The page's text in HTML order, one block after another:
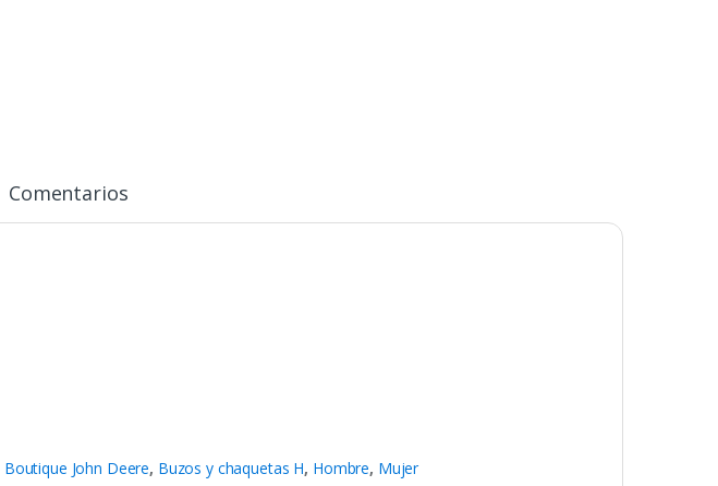
Comentarios
Boutique John Deere, Buzos y chaquetas H, Hombre, Mujer